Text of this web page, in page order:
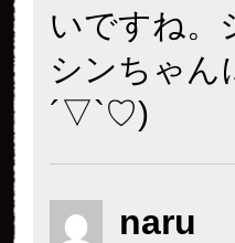
いですね。
シンちゃ
´▽`♡)
naru